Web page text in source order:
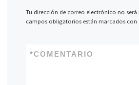
Tu dirección de correo electrónico no será
campos obligatorios están marcados con
COMENTARIO
*